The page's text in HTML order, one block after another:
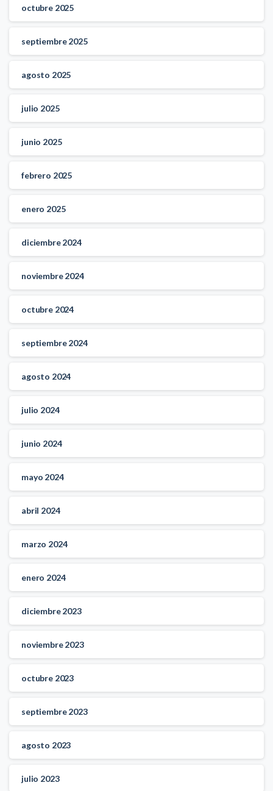
octubre 2025
septiembre 2025
agosto 2025
julio 2025
junio 2025
febrero 2025
enero 2025
diciembre 2024
noviembre 2024
octubre 2024
septiembre 2024
agosto 2024
julio 2024
junio 2024
mayo 2024
abril 2024
marzo 2024
enero 2024
diciembre 2023
noviembre 2023
octubre 2023
septiembre 2023
agosto 2023
julio 2023